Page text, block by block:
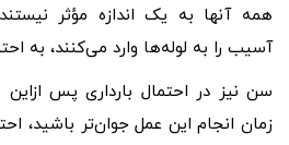
همه آنها به یک اندازه مؤثر
آسیب را به لوله‌ها وارد می‌کنند، به
سن نیز در احتمال بارداری پس
زمان انجام این عمل جوان‌تر